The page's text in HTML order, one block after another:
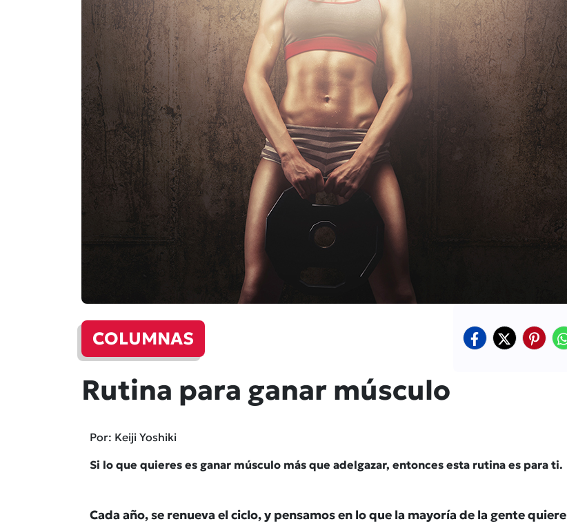
COLUMNAS
Rutina para ganar músculo
Por: Keiji Yoshiki
Si lo que quieres es ganar músculo más que adelgazar, entonces esta rutina es para ti.
Cada año, se renueva el ciclo, y pensamos en lo que la mayoría de la gente quiere